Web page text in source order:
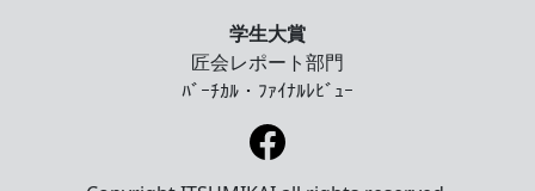
学生大賞
匠会レポート部門
ﾊﾞｰﾁｶﾙ・ﾌｧｲﾅﾙﾚﾋﾞｭｰ